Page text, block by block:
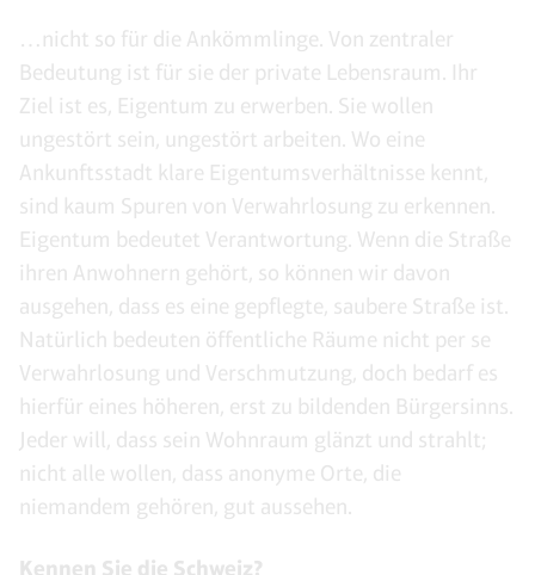
…nicht so für die Ankömmlinge. Von zentraler
Bedeutung ist für sie der private Lebensraum. Ihr
Ziel ist es, Eigentum zu erwerben. Sie wollen
ungestört sein, ungestört arbeiten. Wo eine
Ankunftsstadt klare Eigentumsverhältnisse kennt,
sind kaum Spuren von Verwahrlosung zu erkennen.
Eigentum bedeutet Verantwortung. Wenn die Straße
ihren Anwohnern gehört, so können wir davon
ausgehen, dass es eine gepflegte, saubere Straße ist.
Natürlich bedeuten öffentliche Räume nicht per se
Verwahrlosung und Verschmutzung, doch bedarf es
hierfür eines höheren, erst zu bildenden Bürgersinns.
Jeder will, dass sein Wohnraum glänzt und strahlt;
nicht alle wollen, dass anonyme Orte, die
niemandem gehören, gut aussehen.
Kennen Sie die Schweiz?